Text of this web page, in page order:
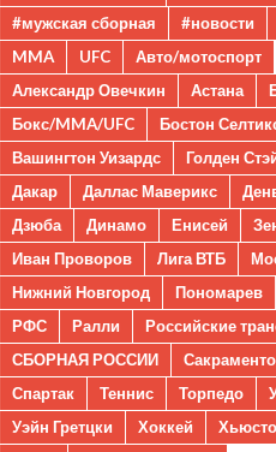
#мужская сборная
#новости
MMA
UFC
Авто/мотоспорт
Александр Овечкин
Астана
Бокс/MMA/UFC
Бостон
Вашингтон Уизардс
Голден
Дакар
Даллас Маверикс
Дзюба
Динамо Енисей
Иван Проворов
Лига ВТБ
Нижний Новгород
Пономарев
РФС
Ралли
Российские
СБОРНАЯ РОССИИ
Спартак
Теннис Торпедо
Уэйн Гретцки
Хоккей